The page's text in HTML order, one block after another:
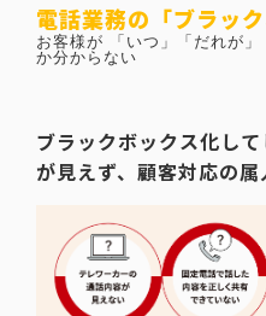
電話業務の「ブラッ
お客様が 「いつ」「だれが
か分からない
ブラックボックス化し
が見えず、顧客対応の